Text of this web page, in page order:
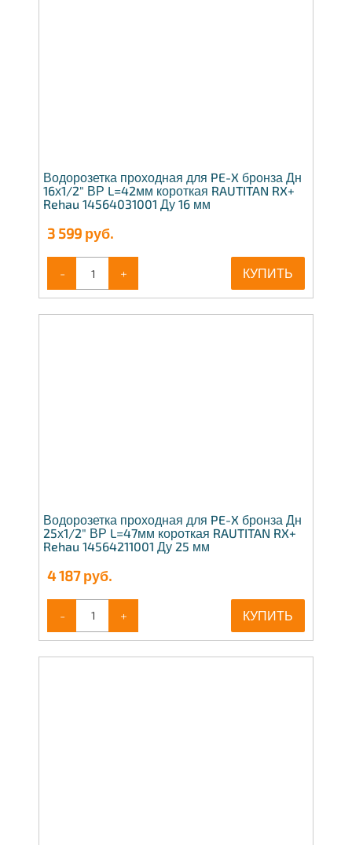
Водорозетка проходная для PE-X бронза Дн
16х1/2" ВР L=42мм короткая RAUTITAN RX+
Rehau 14564031001 Ду 16 мм
3 599 руб.
- + КУПИТЬ
Водорозетка проходная для PE-X бронза Дн
25х1/2" ВР L=47мм короткая RAUTITAN RX+
Rehau 14564211001 Ду 25 мм
4 187руб.
- + КУПИТЬ